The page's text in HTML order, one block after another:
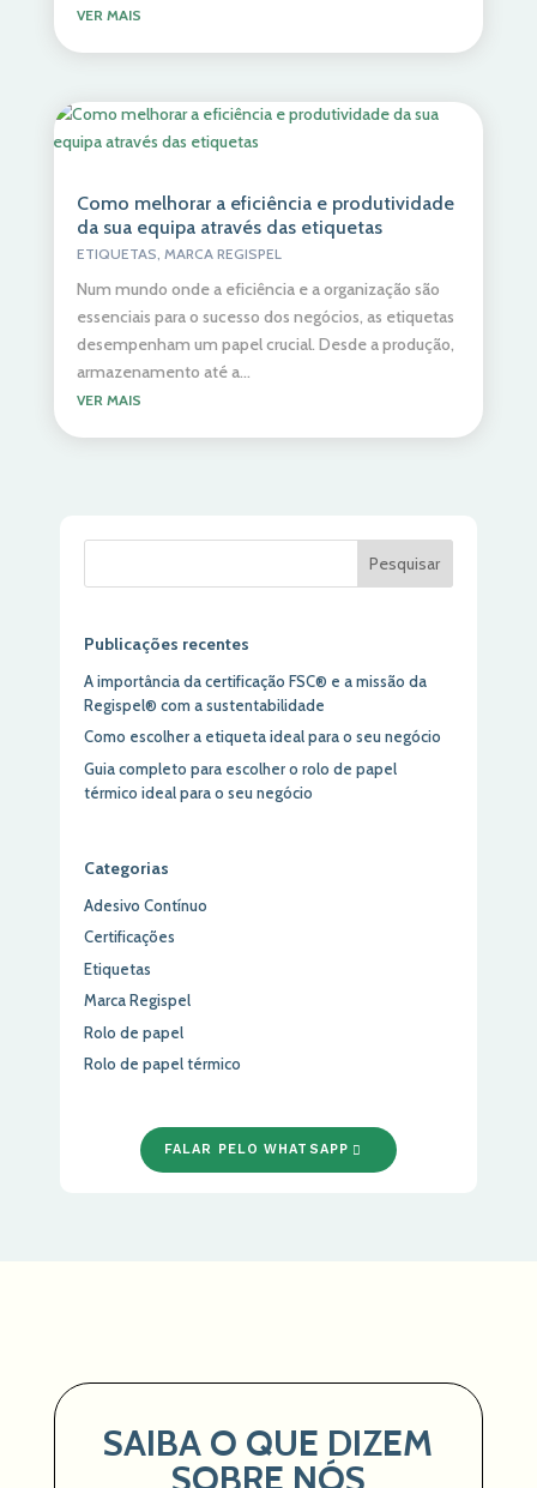
VER MAIS
Como melhorar a eficiência e produtividade
da sua equipa através das etiquetas
ETIQUETAS, MARCA REGISPEL
Num mundo onde a eficiência e a organização são
essenciais para o sucesso dos negócios, as etiquetas
desempenham um papel crucial. Desde a produção,
armazenamento até a...
VER MAIS
Pesquisar
Publicações recentes
A importância da certificação FSC® e a missão da
Regispel® com a sustentabilidade
Como escolher a etiqueta ideal para o seu negócio
Guia completo para escolher o rolo de papel
térmico ideal para o seu negócio
Categorias
Adesivo Contínuo
Certificações
Etiquetas
Marca Regispel
Rolo de papel
Rolo de papel térmico
FALAR PELO WHATSAPP
SAIBA O QUE DIZEM
SOBRE NÓS